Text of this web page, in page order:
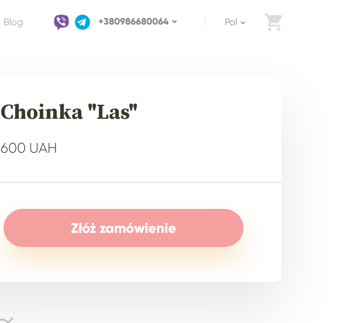
Blog +380986680064 pol
Choinka "Las"
600 UAH
Złóż zamówienie